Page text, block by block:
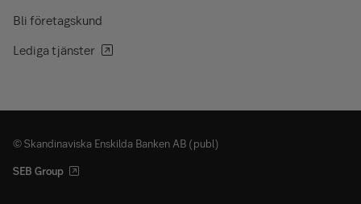
Bli företagskund
Lediga tjänster
© Skandinaviska Enskilda Banken AB (publ)
SEB Group